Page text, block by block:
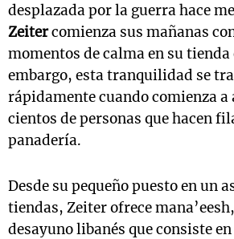
desplazada por la guerra hace
Zeitercomienza sus mañanas
momentos de calma en su
embargo, esta tranquilidad se
rápidamente cuando comienza a
cientos de personas que hacen
panadería.
Desde su pequeño puesto en un
tiendas, Zeiter ofrece
desayuno libanés que consiste